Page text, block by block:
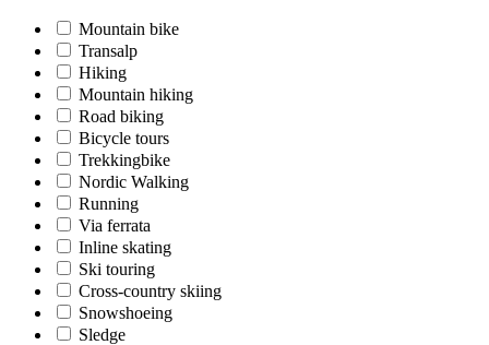
Mountain bike
Transalp
Hiking
Mountain hiking
Road biking
Bicycle tours
Trekkingbike
Nordic Walking
Running
Via ferrata
Inline skating
Ski touring
Cross-country skiing
Snowshoeing
Sledge